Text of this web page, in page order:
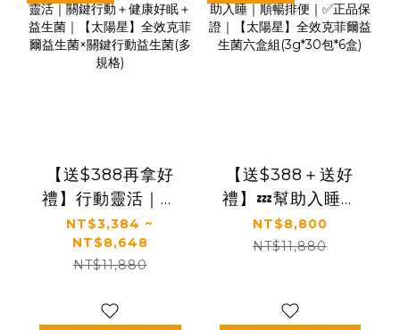
【送$388再拿好
禮】行動靈活｜關
鍵行動＋健康好眠
＋益生菌｜【太陽
星】全效克菲爾益
菌(多規格)
NT$3,384 ~
NT$8,648
NT$11,880
【送$388＋送好
禮】💤幫助入睡｜
順暢排便｜✅正品保
證｜【太陽星】全
NT$8,800
NT$11,880